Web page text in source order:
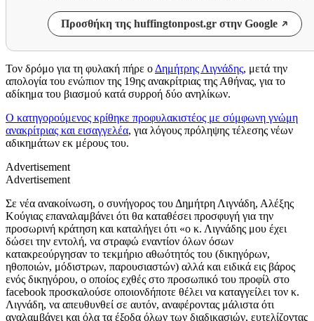
Προσθήκη της huffingtonpost.gr στην Google
Τον δρόμο για τη φυλακή πήρε ο Δημήτρης Λιγνάδης, μετά την
απολογία του ενώπιον της 19ης ανακρίτριας της Αθήνας, για το
αδίκημα του βιασμού κατά συρροή δύο ανηλίκων.
Ο κατηγορούμενος κρίθηκε προφυλακιστέος με σύμφωνη γνώμη
ανακρίτριας και εισαγγελέα, για λόγους πρόληψης τέλεσης νέων
αδικημάτων εκ μέρους του.
Advertisement
Advertisement
Σε νέα ανακοίνωση, ο συνήγορος του Δημήτρη Λιγνάδη, Αλέξης
Κούγιας επαναλαμβάνει ότι θα καταθέσει προσφυγή για την
προσωρινή κράτηση και καταλήγει ότι «ο κ. Λιγνάδης μου έχει
δώσει την εντολή, να στραφώ εναντίον όλων όσων
κατακρεούργησαν το τεκμήριο αθωότητός του (δικηγόρων,
ηθοποιών, μόδιστρων, παρουσιαστών) αλλά και ειδικά εις βάρος
ενός δικηγόρου, ο οποίος εχθές στο προσωπικό του προφίλ στο
facebook προσκαλούσε οποιονδήποτε θέλει να καταγγείλει τον κ.
Λιγνάδη, να απευθυνθεί σε αυτόν, αναφέροντας μάλιστα ότι
αναλαμβάνει και όλα τα έξοδα όλων των διαδικασιών, ευτελίζοντας